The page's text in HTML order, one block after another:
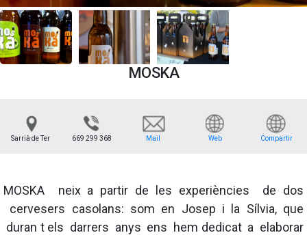
MOSKA
Sarrià de Ter 669 299 368 Mail Web Compartir
MOSKA neix a partir de les experiències de dos
cervesers casolans: som en Josep i la Sílvia, que
duran t els darrers anys ens hem dedicat a elaborar